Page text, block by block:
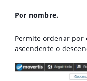
Por nombre.
Permite ordenar por
ascendente o